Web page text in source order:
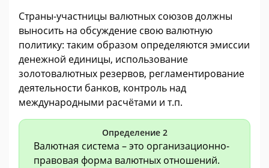
Страны-участницы валютных союзов должны
выносить на обсуждение свою валютную
политику: таким образом определяются эмиссии
денежной единицы, использование
золотовалютных резервов, регламентирование
деятельности банков, контроль над
международными расчётами и т.п.
Определение 2
Валютная система – это организационно-
правовая форма валютных отношений.